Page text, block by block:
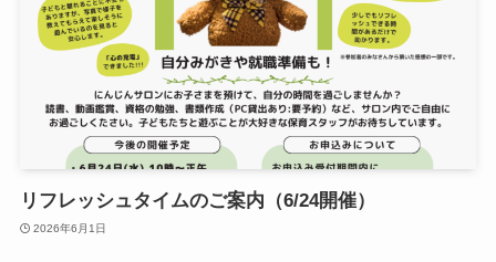
リフレッシュタイムのご案内（6/24開催）
2026年6月1日